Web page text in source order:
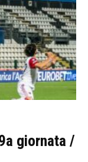
giornata /